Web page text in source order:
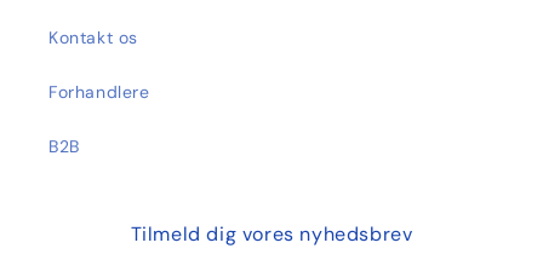
Kontakt os
Forhandlere
B2B
Tilmeld dig vores nyhedsbrev